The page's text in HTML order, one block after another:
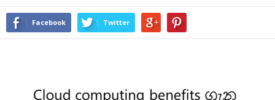
Facebook Twitter